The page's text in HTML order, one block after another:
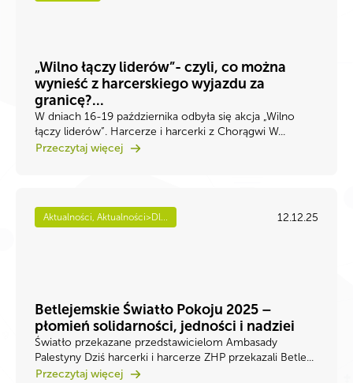
„Wilno łączy liderów”- czyli, co można
wynieść z harcerskiego wyjazdu za
granicę?...
W dniach 16-19 października odbyła się akcja „Wilno
łączy liderów”. Harcerze i harcerki z Chorągwi W...
Przeczytaj więcej
Aktualności, Aktualności>Dl... 12.12.25
Betlejemskie Światło Pokoju 2025 –
płomień solidarności, jedności i nadziei
Światło przekazane przedstawicielom Ambasady
Palestyny Dziś harcerki i harcerze ZHP przekazali Betle...
Przeczytaj więcej